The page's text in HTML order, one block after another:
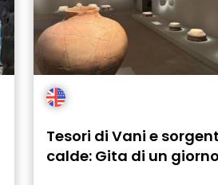
Tesori di Vani e
calde: Gita di un giorno